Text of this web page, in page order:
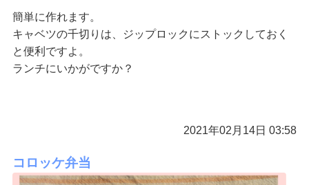
簡単に作れます。
キャベツの千切りは、ジップロックにストックしておく
と便利ですよ。
ランチにいかがですか？
2021年02月14日 03:58
コロッケ弁当